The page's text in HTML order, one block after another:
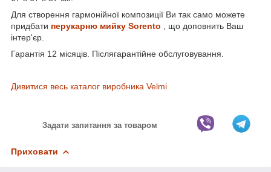
Для створення гармонійної композиції Ви так само можете
придбати перукарню мийку Sorento
, що доповнить Ваш
інтер'єр.
Гарантія 12 місяців. Післягарантійне обслуговування.
Дивитися весь каталог виробника Velmi
Задати запитання за товаром
Приховати